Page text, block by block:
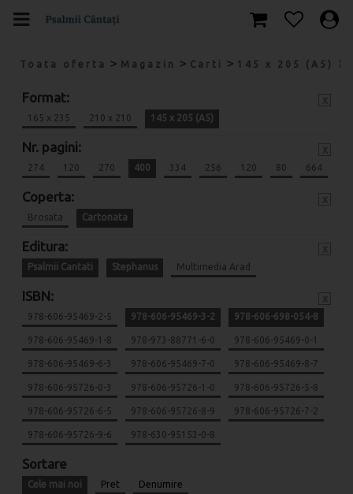
Toata oferta > Magazin > Carti > 145 x 205 (A5)
Format:
165 x 235 210 x 210 145 x 205 (A5)
Nr. pagini:
274 120 270 400 334 256 120 80 664
Coperta:
Brosata Cartonata
Editura:
Psalmii Cantati Stephanus Multimedia Arad
ISBN:
978-606-95469-2-5 978-606-95469-3-2 978-606-698-054-8
978-606-95469-1-8 978-973-88771-6-0 978-606-95469-0-1
978-606-95469-6-3 978-606-95469-7-0 978-606-95469-8-7
978-606-95726-0-3 978-606-95726-1-0 978-606-95726-5-8
978-606-95726-6-5 978-606-95726-8-9 978-606-95726-7-2
978-606-95726-9-6 978-630-95153-0-8
Sortare
Cele mai noi Pret Denumire